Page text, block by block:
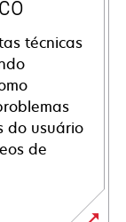
técnicas
do usuário
de